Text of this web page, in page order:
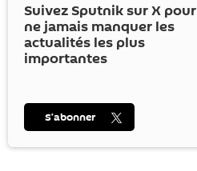
Suivez Sputnik surX pour
ne jamais manquer les
actualités les plus
importantes
S’abonner